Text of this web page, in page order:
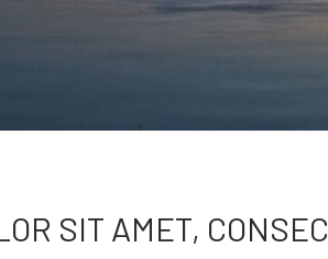
SIT AMET,